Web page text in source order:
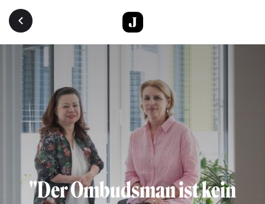
Direkt zum Inhalt
"Der Ombudsman ist kein